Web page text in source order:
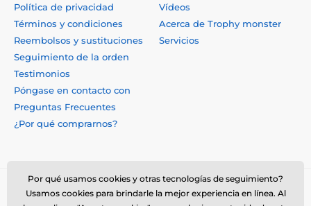
Política de privacidad
Términos y condiciones
Reembolsos y sustituciones
Seguimiento de la orden
Testimonios
Póngase en contacto con
Preguntas Frecuentes
¿Por qué comprarnos?
Vídeos
Acerca de Trophy monster
Servicios
Por qué usamos cookies y otras tecnologías de seguimiento?
Usamos cookies para brindarle la mejor experiencia en línea. Al